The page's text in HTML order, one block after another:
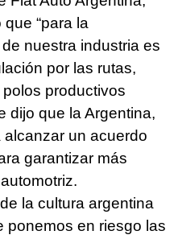
“para la
nuestra industria es
por las rutas,
productivos
dijo que la Argentina,
alcanzar un acuerdo
garantizar más
la cultura argentina
ponemos en riesgo las